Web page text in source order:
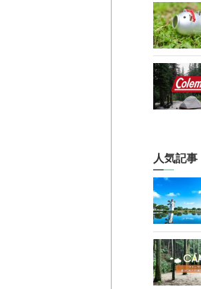
人気記事